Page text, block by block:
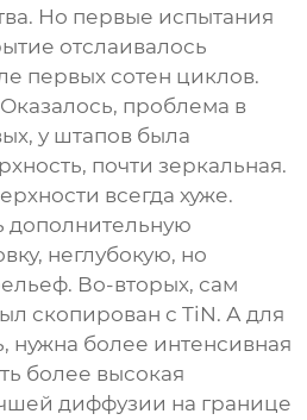
Но первые испытания
отслаивалось
первых сотен циклов.
проблема в
у штапов была
почти зеркальная.
всегда хуже.
дополнительную
неглубокую, но
Во-вторых, сам
скопирован с TiN. А для
нужна более интенсивная
более высокая
диффузии на границе